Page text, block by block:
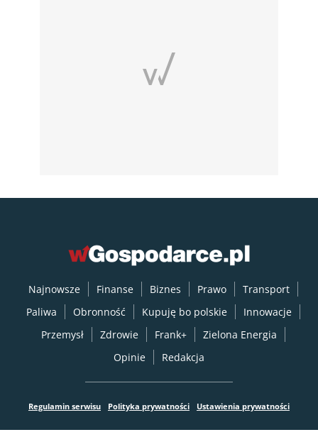
Najnowsze Finanse Biznes Prawo
Transport
Paliwa
Obronność Kupuję bo polskie
Innowacje
Przemysł
Zdrowie Frank+
Zielona Energia
Opinie
Redakcja
Regulamin serwisu Polityka prywatności Ustawienia prywatności